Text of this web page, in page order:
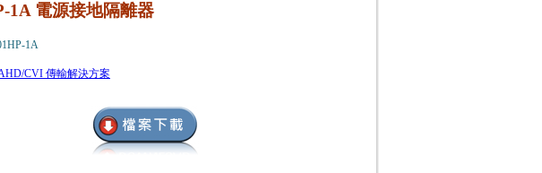
1A 電源接地隔離器
1A
CVI 傳輸解決方案